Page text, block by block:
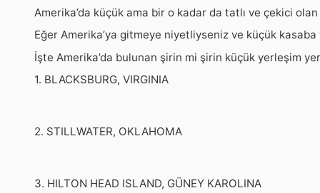
Amerika’da küçük ama bir o kadar da tatlı ve çekici
Eğer Amerika’ya gitmeye niyetliyseniz ve küçük
İşte Amerika’da bulunan şirin mi şirin küçük yerleşim
1. BLACKSBURG, VIRGINIA
2. STILLWATER, OKLAHOMA
3. HILTON HEAD ISLAND, GÜNEY KAROLINA